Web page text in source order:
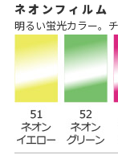
ネオンフィルム
明るい蛍光カラー。